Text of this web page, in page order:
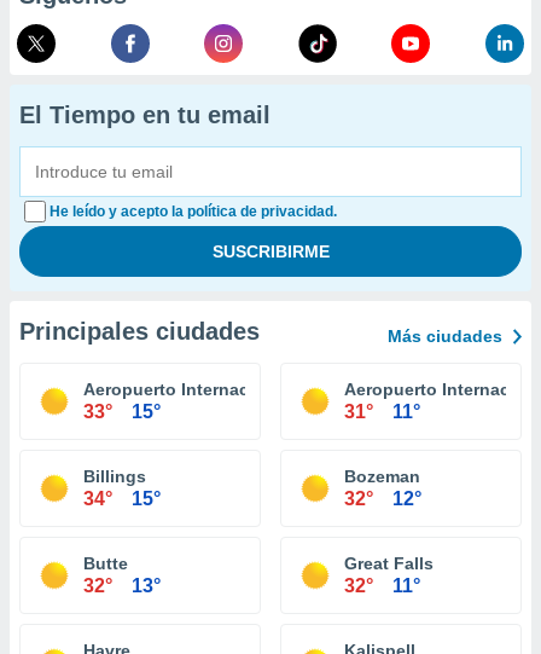
El Tiempo en tu email
He leído y acepto la política de privacidad.
Principales ciudades Más ciudades
Aeropuerto Internacional Billings Logan
33° 15°
Aeropuerto
31° 11°
Billings
34° 15°
Bozeman
32° 12°
Butte
32° 13°
Great Falls
32° 11°